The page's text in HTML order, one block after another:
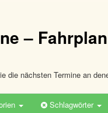
– Fahrplan
die nächsten Termine an
Schlagwörter